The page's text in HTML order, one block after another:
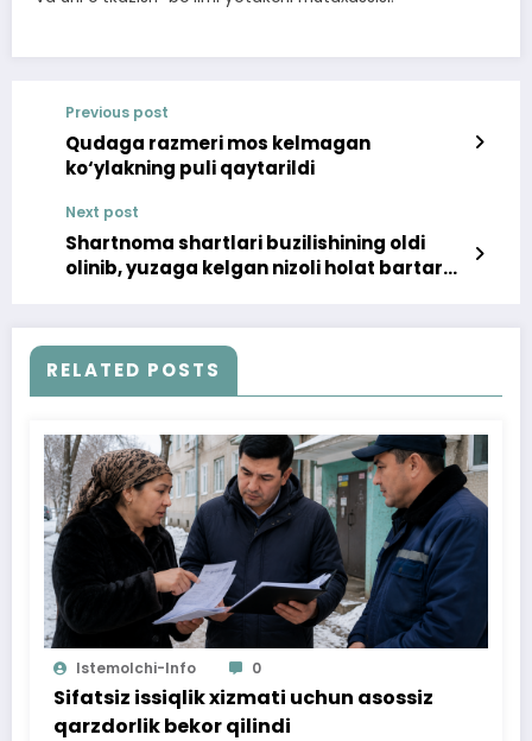
Previous post
Qudaga razmeri mos kelmagan
ko‘ylakning puli qaytarildi
Next post
Shartnoma shartlari buzilishining oldi
olinib, yuzaga kelgan nizoli holat bartaraf
RELATED POSTS
Istemolchi-Info 0
Sifatsiz issiqlik xizmati uchun asossiz
qarzdorlik bekor qilindi